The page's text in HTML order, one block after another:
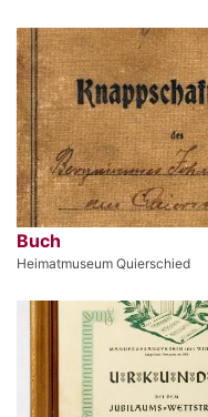
Buch
Heimatmuseum Quierschied